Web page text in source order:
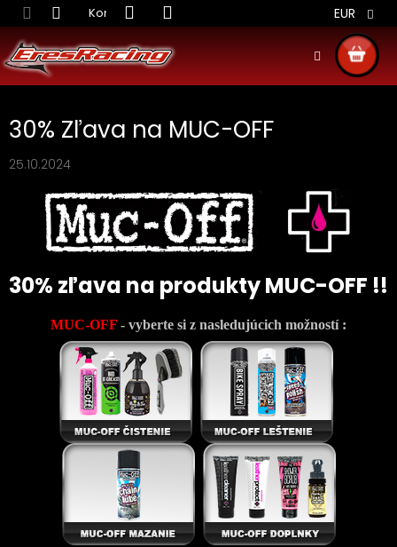
Prejsť
na
obsah
Kontakt Obchodné podmienky Doprava
EUR
KOŠÍK
30% Zľava na MUC-OFF
25.10.2024
30% zľava na produkty MUC-OFF !!
MUC-OFF - vyberte si z nasledujúcich možností :